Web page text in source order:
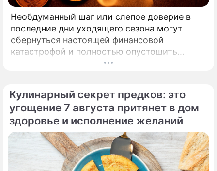
Необдуманный шаг или слепое доверие в
последние дни уходящего сезона могут
обернуться настоящей финансовой
катастрофой и полностью опустошить
кошелек. Известная шаманка и ясновидящая
привык легкомысленно относиться к своим
сбережениям.
Кулинарный секрет предков: это
угощение 7 августа притянет в дом
здоровье и исполнение желаний